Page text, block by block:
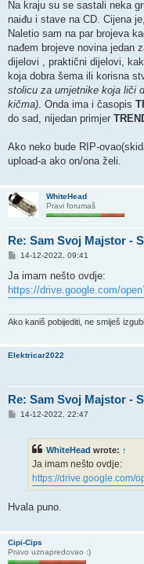
Na kraju su se sastali neka
naiđu i stave na CD. Cijena
Naletio sam na par brojeva
nađem brojeve novina jedan
dijelovi , praktični dijelovi,
koja dobra šema ili korisna
stolicu za umjetnike koja liči
kičma) . Onda ima i časopis
do sad, nijedan primjer
Ako neko bude RIP-
upload-a ako on/ona želi.
WhiteHead
Pravi forumaš
Re: Sam Svoj Majstor -
P
s
14-12-2022, 09:41
Ja imam nešto ovdje:
https://drive.google.com/
Ako kaniš pobijediti, ne smiješ
Elektricar2022
Re: Sam Svoj Majstor -
P14-12-2022, 22:47
WhiteHead wrote: ↑
Ja imam nešto ovdje:
https://drive.google.com/
Hvala puno.
Cipi-Cips
Pravo uznapredovao :)